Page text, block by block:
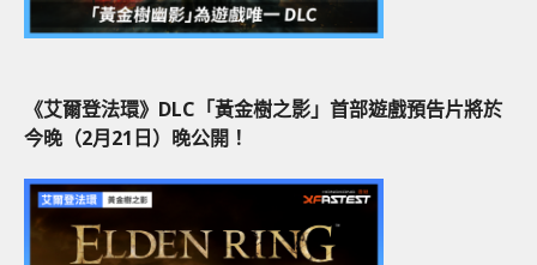
《艾爾登法環》DLC「黃金樹之影」首部遊戲預告片將於
今晚（2月21日）晚公開！